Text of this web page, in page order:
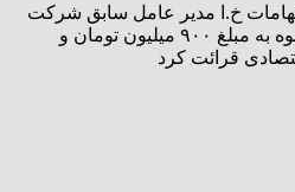
خ.ا مدیر عامل سابق شرکت
ایمیدرو را مبنی بر دریافت رشوه به مبلغ ۹۰۰ میلیون تومان و
قرائت کرد